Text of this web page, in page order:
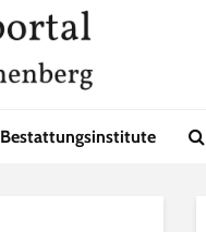
Bestattungsinstitute